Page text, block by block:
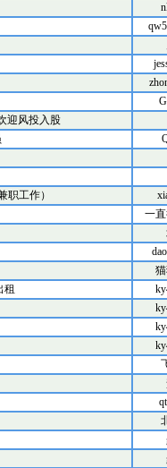
迎风投入股
职工作）
一
租